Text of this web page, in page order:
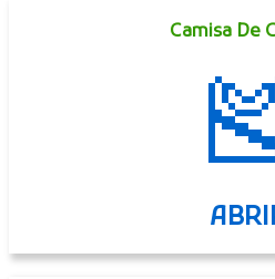
Camisa De